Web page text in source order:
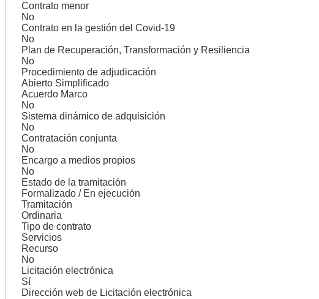
Contrato menor
No
Contrato en la gestión del Covid-19
No
Plan de Recuperación, Transformación y Resiliencia
No
Procedimiento de adjudicación
Abierto Simplificado
Acuerdo Marco
No
Sistema dinámico de adquisición
No
Contratación conjunta
No
Encargo a medios propios
No
Estado de la tramitación
Formalizado / En ejecución
Tramitación
Ordinaria
Tipo de contrato
Servicios
Recurso
No
Licitación electrónica
Sí
Dirección web de Licitación electrónica